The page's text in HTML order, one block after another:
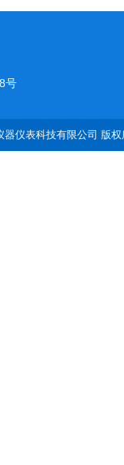
号
器仪表科技有限公司 版